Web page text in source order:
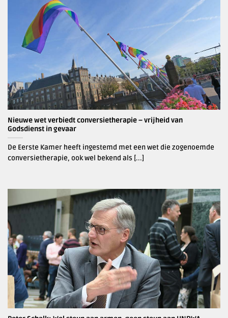
Nieuwe wet verbiedt conversietherapie – vrijheid van
Godsdienst in gevaar
De Eerste Kamer heeft ingestemd met een wet die zogenoemde
conversietherapie, ook wel bekend als [...]